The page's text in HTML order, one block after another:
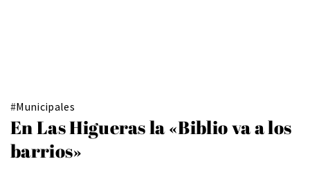
#Municipales
En Las Higueras la «Biblio va a los
barrios»